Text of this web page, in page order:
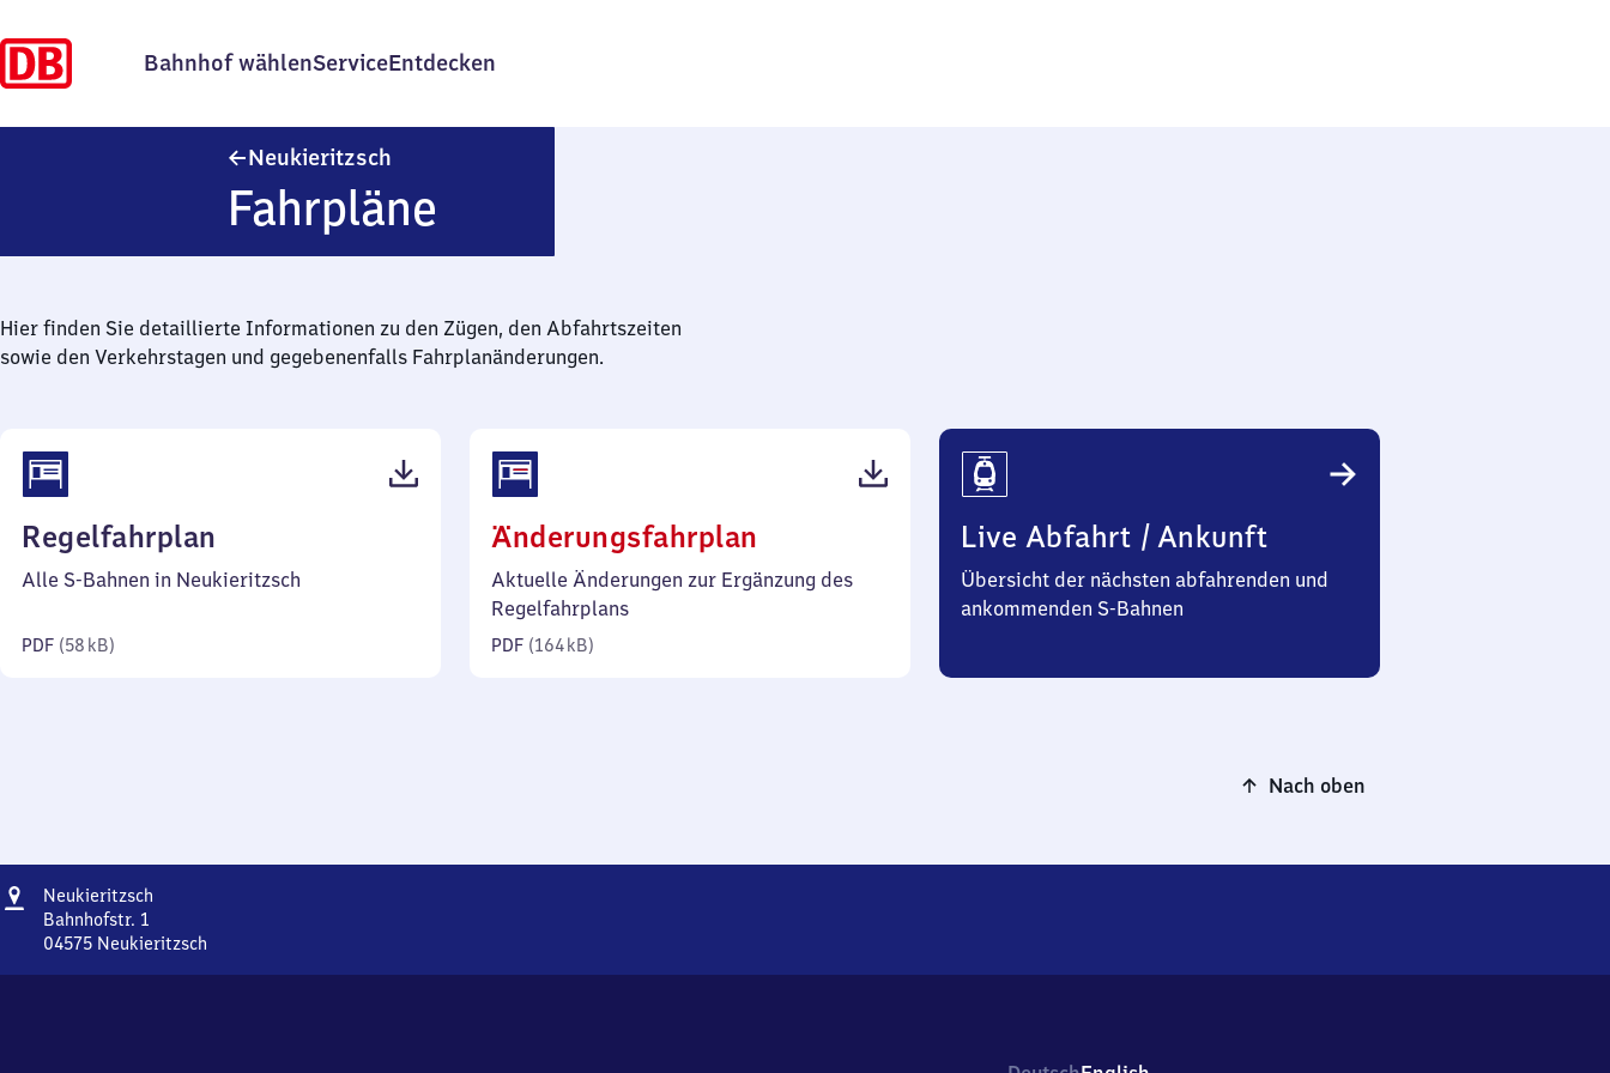
Bahnhof wählenServiceEntdecken
Neukieritzsch
Fahrpläne
Hier finden Sie detaillierte Informationen zu den Zügen, den Abfahrtszeiten
sowie den Verkehrstagen und gegebenenfalls Fahrplanänderungen.
Regelfahrplan
58
Alle S-Bahnen in Neukieritzsch
PDF (58 kB)
Änderungsfahrplan
164
Aktuelle Änderungen zur Ergänzung des
Regelfahrplans
PDF (164 kB)
Live Abfahrt / Ankunft
Übersicht der nächsten abfahrenden und
ankommenden S-Bahnen
Nach oben
Adresse
Neukieritzsch
Bahnhofstr. 1
04575 Neukieritzsch